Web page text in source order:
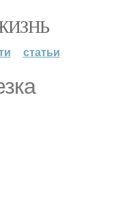
статьи